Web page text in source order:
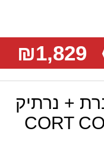
₪1,829
+ נרתיק
CORT